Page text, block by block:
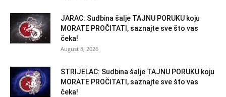
JARAC: Sudbina šalje TAJNU PORUKU koju
MORATE PROČITATI, saznajte sve što vas
čeka!
August 8, 2026
STRIJELAC: Sudbina šalje TAJNU PORUKU koju
MORATE PROČITATI, saznajte sve što vas
čeka!